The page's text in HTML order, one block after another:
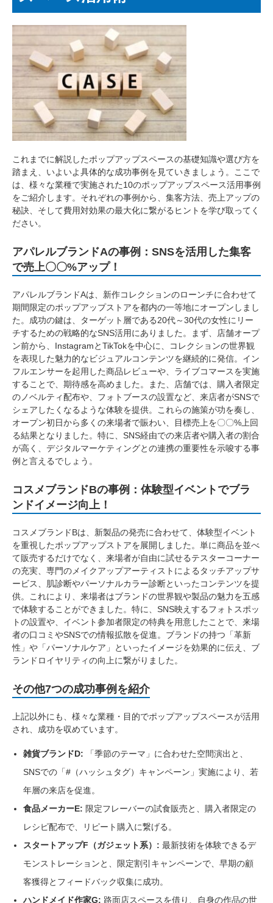
これまでに解説したポップアップスペースの基礎知識や選び方を
踏まえ、いよいよ具体的な成功事例を見ていきましょう。ここで
は、様々な業種で実施された10のポップアップスペース活用事例
をご紹介します。それぞれの事例から、集客方法、売上アップの
秘訣、そして費用対効果の最大化に繋がるヒントを学び取ってく
ださい。
アパレルブランドAの事例：SNSを活用した集客
で売上〇〇%アップ！
アパレルブランドAは、新作コレクションのローンチに合わせて
期間限定のポップアップストアを都内の一等地にオープンしまし
た。成功の鍵は、ターゲット層である20代～30代の女性にリー
チするための戦略的なSNS活用にありました。まず、店舗オープ
ン前から、InstagramとTikTokを中心に、コレクションの世界観
を表現した魅力的なビジュアルコンテンツを継続的に発信。イン
フルエンサーを起用した商品レビューや、ライブコマースを実施
することで、期待感を高めました。また、店舗では、購入者限定
のノベルティ配布や、フォトブースの設置など、来店者がSNSで
シェアしたくなるような体験を提供。これらの施策が功を奏し、
オープン初日から多くの来場者で賑わい、目標売上を〇〇%上回
る結果となりました。特に、SNS経由での来店者や購入者の割合
が高く、デジタルマーケティングとの連携の重要性を示唆する事
例と言えるでしょう。
コスメブランドBの事例：体験型イベントでブラ
ンドイメージ向上！
コスメブランドBは、新製品の発売に合わせて、体験型イベント
を重視したポップアップストアを展開しました。単に商品を並べ
て販売するだけでなく、来場者が自由に試せるテスターコーナー
の充実、専門のメイクアップアーティストによるタッチアップサ
ービス、肌診断やパーソナルカラー診断といったコンテンツを提
供。これにより、来場者はブランドの世界観や製品の魅力を五感
で体験することができました。特に、SNS映えするフォトスポッ
トの設置や、イベント参加者限定の特典を用意したことで、来場
者の口コミやSNSでの情報拡散を促進。ブランドの持つ「革新
性」や「パーソナルケア」といったイメージを効果的に伝え、ブ
ランドロイヤリティの向上に繋がりました。
その他7つの成功事例を紹介
上記以外にも、様々な業種・目的でポップアップスペースが活用
され、成功を収めています。
雑貨ブランドD: 「季節のテーマ」に合わせた空間演出と、
SNSでの「#（ハッシュタグ）キャンペーン」実施により、若
年層の来店を促進。
食品メーカーE: 限定フレーバーの試食販売と、購入者限定の
レシピ配布で、リピート購入に繋げる。
スタートアップF（ガジェット系）: 最新技術を体験できるデ
モンストレーションと、限定割引キャンペーンで、早期の顧
客獲得とフィードバック収集に成功。
ハンドメイド作家G: 路面店スペースを借り、自身の作品の世